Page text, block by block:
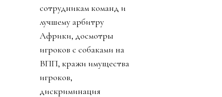
сотрудникам команд и
лучшему арбитру
Африки, досмотры
игроков с собаками на
ВПП, кражи имущества
игроков,
дискриминация